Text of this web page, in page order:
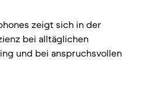
zeigt sich in der
bei alltäglichen
und bei anspruchsvollen